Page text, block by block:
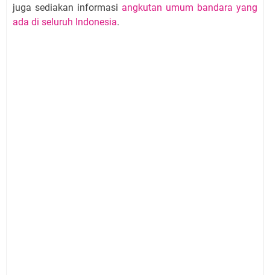
juga sediakan informasi angkutan umum bandara yang
ada di seluruh Indonesia.